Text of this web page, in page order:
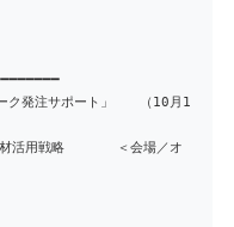
ーク発注サポート」 （10月1
材活用戦略 ＜会場／オ